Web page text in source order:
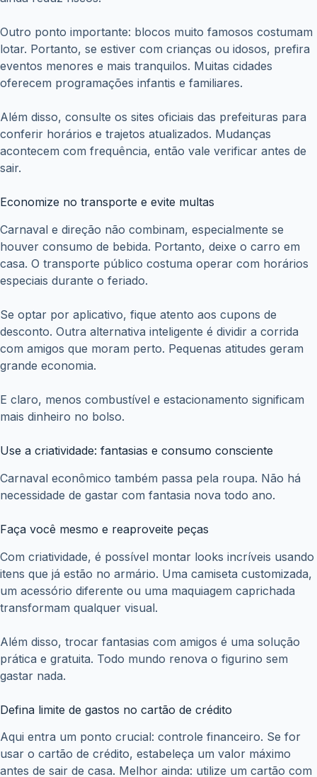
Outro ponto importante: blocos muito famosos costumam
lotar. Portanto, se estiver com crianças ou idosos, prefira
eventos menores e mais tranquilos. Muitas cidades
oferecem programações infantis e familiares.
Além disso, consulte os sites oficiais das prefeituras para
conferir horários e trajetos atualizados. Mudanças
acontecem com frequência, então vale verificar antes de
sair.
Economize no transporte e evite multas
Carnaval e direção não combinam, especialmente se
houver consumo de bebida. Portanto, deixe o carro em
casa. O transporte público costuma operar com horários
especiais durante o feriado.
Se optar por aplicativo, fique atento aos cupons de
desconto. Outra alternativa inteligente é dividir a corrida
com amigos que moram perto. Pequenas atitudes geram
grande economia.
E claro, menos combustível e estacionamento significam
mais dinheiro no bolso.
Use a criatividade: fantasias e consumo consciente
Carnaval econômico também passa pela roupa. Não há
necessidade de gastar com fantasia nova todo ano.
Faça você mesmo e reaproveite peças
Com criatividade, é possível montar looks incríveis usando
itens que já estão no armário. Uma camiseta customizada,
um acessório diferente ou uma maquiagem caprichada
transformam qualquer visual.
Além disso, trocar fantasias com amigos é uma solução
prática e gratuita. Todo mundo renova o figurino sem
gastar nada.
Defina limite de gastos no cartão de crédito
Aqui entra um ponto crucial: controle financeiro. Se for
usar o cartão de crédito, estabeleça um valor máximo
antes de sair de casa. Melhor ainda: utilize um cartão com